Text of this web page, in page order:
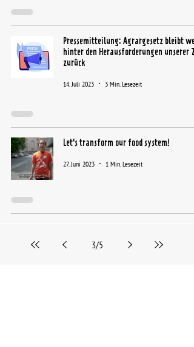
Pressemitteilung: Agrargesetz bleibt
hinter den Herausforderungen unserer
zurück
14. Juli 2023 3 Min. Lesezeit
Let's transform our food system!
27. Juni 2023 1 Min. Lesezeit
3/5